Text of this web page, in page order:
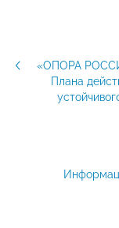
«ОПОРА
Плана